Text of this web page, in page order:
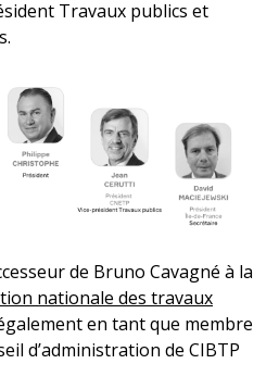
Travaux publics et
de Bruno Cavagné à la
nationale des travaux
en tant que membre
d’administration de CIBTP